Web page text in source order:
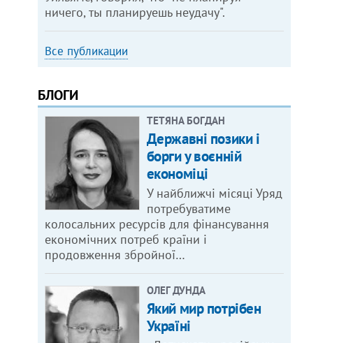
ничего, ты планируешь неудачу".
Все публикации
БЛОГИ
ТЕТЯНА БОГДАН
Державні позики і
борги у воєнній
економіці
У найближчі місяці Уряд
потребуватиме
колосальних ресурсів для фінансування
економічних потреб країни і
продовження збройної…
ОЛЕГ ДУНДА
Який мир потрібен
Україні